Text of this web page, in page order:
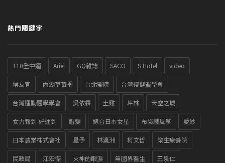
熱門關鍵字
110全中運 Ariel GQ雜誌 SACO S Hotel video
侯友宜 內湖草莓季 台北醫院 台灣復健醫學會
台灣運動醫學學會 吳依霖 土雞 坪林 天空之城
女力報到-好運到 婚變 嫁台日本女星 布袋戲風箏 愛紗
日本農業株式會社 星予 林瀛洲 柯文哲 樂生療養院
民政局 江宏傑 火神的眼淚 無國界醫生 王泉仁